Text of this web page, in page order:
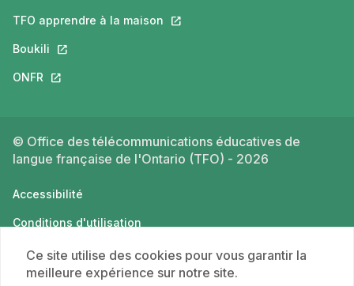
TFO apprendre à la maison Ce lien s'ouvrira dans un nouvel
Boukili Ce lien s'ouvrira dans un nouvel onglet.
ONFR Ce lien s'ouvrira dans un nouvel onglet.
© Office des télécommunications éducatives de
langue française de l'Ontario (TFO) - 2026
Accessibilité
Conditions d'utilisation
Politique de confidentialité
Ce site utilise des cookies pour vous garantir la
meilleure expérience sur notre site.